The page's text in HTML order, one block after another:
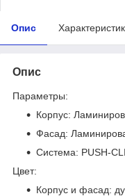
Опис
Опис
Параметры:
Корпус:
Фасад:
Система: PUSH-
Цвет:
Корпус и фасад: